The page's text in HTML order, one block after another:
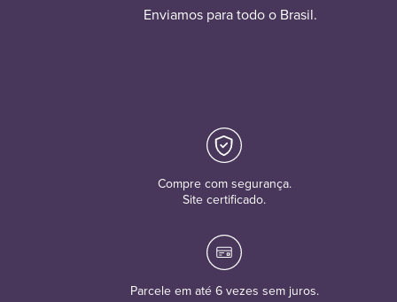
Enviamos para todo o Brasil.
Compre com segurança.
Site certificado.
Parcele em até 6 vezes sem juros.